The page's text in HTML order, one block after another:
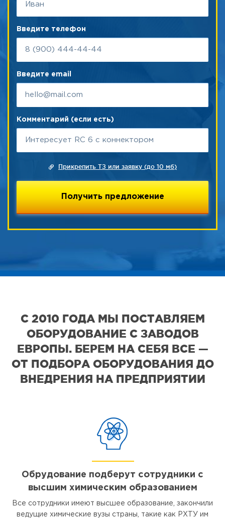
Введите телефон
Введите email
Комментарий (если есть)
Прикрепить ТЗ или заявку (до 10 мб)
С 2010 ГОДА МЫ ПОСТАВЛЯЕМ
ОБОРУДОВАНИЕ С ЗАВОДОВ
ЕВРОПЫ. БЕРЕМ НА СЕБЯ ВСЕ —
ОТ ПОДБОРА ОБОРУДОВАНИЯ ДО
ВНЕДРЕНИЯ НА ПРЕДПРИЯТИИ
Обрудование подберут сотрудники с
высшим химическим образованием
Все сотрудники имеют высшее образование, закончили
ведущие химические вузы страны, такие как РХТУ им